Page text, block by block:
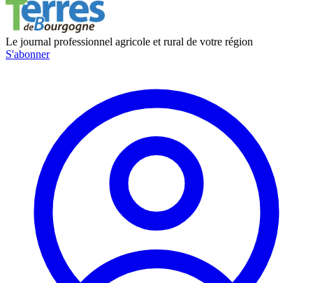
Le journal professionnel agricole et rural de votre région
S'abonner